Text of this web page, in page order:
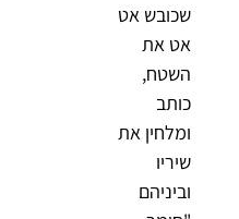
שכובש אט
אט את
השטח,
כותב
ומלחין את
שיריו
וביניהם